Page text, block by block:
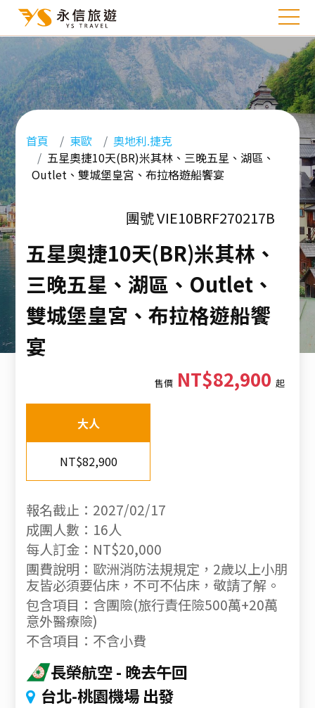
首頁 東歐
奧地利.捷克
五星奧捷10天(BR)米其林、三晚五星、湖區、
Outlet、雙城堡皇宮、布拉格遊船饗宴
團號 VIE10BRF270217B
五星奧捷10天(BR)米其林、
三晚五星、湖區、Outlet、
雙城堡皇宮、布拉格遊船饗
宴
售價NT$82,900 起
大人
NT$82,900
報名截止：2027/02/17
成團人數：16人
每人訂金：NT$20,000
團費說明：歐洲消防法規規定，2歲以上小朋
友皆必須要佔床，不可不佔床，敬請了解。
包含項目：含團險(旅行責任險500萬+20萬
意外醫療險)
不含項目：不含小費
長榮航空 晚去午回
台北-桃園機場 出發